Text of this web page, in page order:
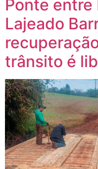
Ponte entre
Lajeado
trânsito é